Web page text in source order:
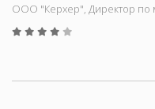
ООО "Керхер", Директор по